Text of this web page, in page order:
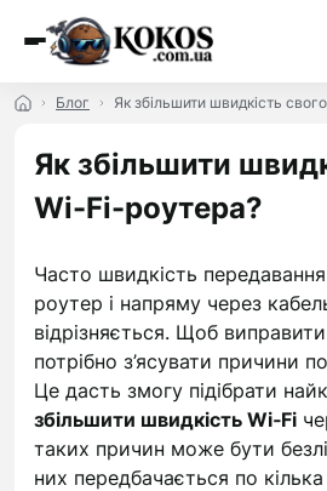
Блог Як збільшити швидкість
Як збільшити
Wi-Fi-роутера?
Часто швидкість
роутер і напряму через
відрізняється. Щоб
потрібно з’ясувати причини
Це дасть змогу підібрати
збільшити швидкість Wi‑Fi
таких причин може бути
них передбачається по кілька